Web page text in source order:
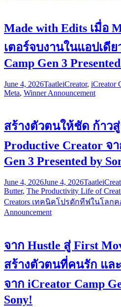
Made with Edits เมื่อ
เตอร์จบงานในแอปเดี
Camp Gen 3
June 4, 2026TaatleiCreator, iCreator
Meta, Winner Announcement
สร้างตัวตนให้ชัด ก้าว
Productive Creator จ
Gen 3 Presented by
June 4, 2026June 4, 2026Taatle
Butter, The Productivity Life of
Creators เทคนิคโปรดักทีฟในโลก
Announcement
จาก Hustle สู่ First
สร้างตัวตนที่คนรัก แล
จาก iCreator Camp
Sony!